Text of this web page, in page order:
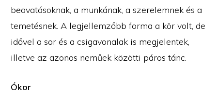
beavatásoknak, a munkának, a szerelemnek és a
temetésnek. A legjellemzőbb forma a kör volt, de
idővel a sor és a csigavonalak is megjelentek,
illetve az azonos neműek közötti páros tánc.
Ókor